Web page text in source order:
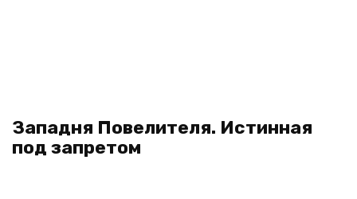
Западня Повелителя. Истинная
под запретом